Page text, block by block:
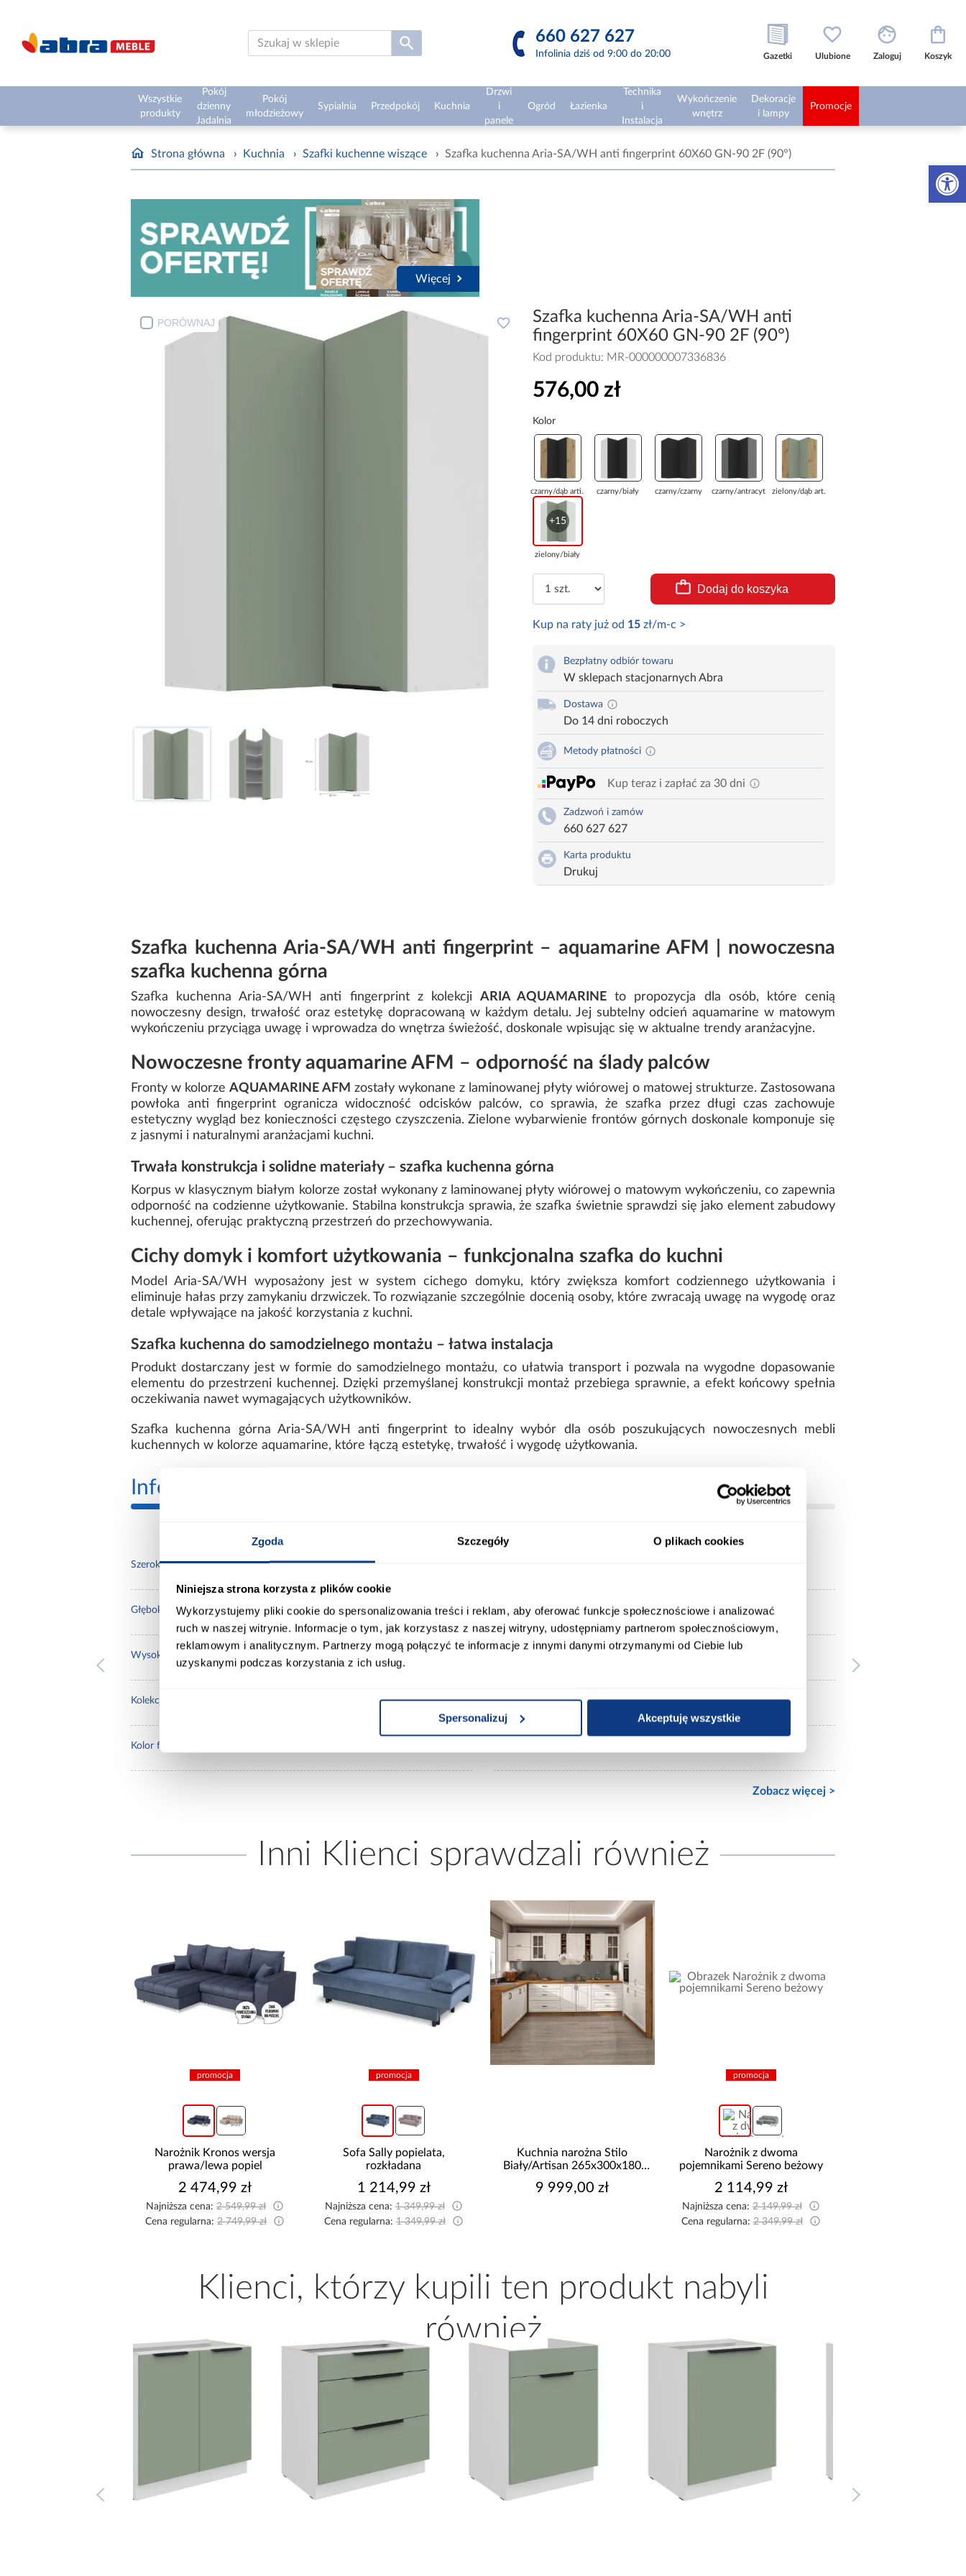
Zgoda Szczegóły O plikach cookies
Niniejsza strona korzysta z plików cookie
Wykorzystujemy pliki cookie do spersonalizowania treści i reklam, aby oferować funkcje społecznościowe i analizować
ruch w naszej witrynie. Informacje o tym, jak korzystasz z naszej witryny, udostępniamy partnerom społecznościowym,
reklamowym i analitycznym. Partnerzy mogą połączyć te informacje z innymi danymi otrzymanymi od Ciebie lub
uzyskanymi podczas korzystania z ich usług.
Spersonalizuj Akceptuję wszystkie
Otwórz
660 627 627
Infolinia dziś od 9:00 do 20:00 Gazetki Ulubione Zaloguj Koszyk
Wszystkie
produkty
Pokój
dzienny
Jadalnia
Pokój
młodzieżowy
Sypialnia Przedpokój Kuchnia
Drzwi
i
panele
Ogród Łazienka
Technika
i
Instalacja
Wykończenie
wnętrz
Dekoracje
i lampy
Promocje
Strona główna › Kuchnia › Szafki kuchenne wiszące › Szafka kuchenna Aria-SA/WH anti fingerprint 60X60 GN-90 2F (90°)
Więcej
PORÓWNAJ
Szafka kuchenna Aria-SA/WH anti
fingerprint 60X60 GN-90 2F (90°)
Kod produktu: MR-000000007336836
576,00 zł
Kolor
czarny/dąb arti... czarny/biały czarny/czarny czarny/antracyt zielony/dąb art...
+15
zielony/biały
Dodaj do koszyka
Kup na raty już od 15zł/m-c >
Bezpłatny odbiór towaru
W sklepach stacjonarnych Abra
Dostawa
Do 14 dni roboczych
Metody płatności
Kup teraz i zapłać za 30 dni
Zadzwoń i zamów
660 627 627
Karta produktu
Drukuj
Szafka kuchenna Aria-SA/WH anti fingerprint – aquamarine AFM | nowoczesna
szafka kuchenna górna
Szafka kuchenna Aria-SA/WH anti fingerprint z kolekcji ARIA AQUAMARINE to propozycja dla osób, które cenią
nowoczesny design, trwałość oraz estetykę dopracowaną w każdym detalu. Jej subtelny odcień aquamarine w matowym
wykończeniu przyciąga uwagę i wprowadza do wnętrza świeżość, doskonale wpisując się w aktualne trendy aranżacyjne.
Nowoczesne fronty aquamarine AFM – odporność na ślady palców
Fronty w kolorzeAQUAMARINE AFM zostały wykonane z laminowanej płyty wiórowej o matowej strukturze. Zastosowana
powłoka anti fingerprint ogranicza widoczność odcisków palców, co sprawia, że szafka przez długi czas zachowuje
estetyczny wygląd bez konieczności częstego czyszczenia. Zielone wybarwienie frontów górnych doskonale komponuje się
z jasnymi i naturalnymi aranżacjami kuchni.
Trwała konstrukcja i solidne materiały – szafka kuchenna górna
Korpus w klasycznym białym kolorze został wykonany z laminowanej płyty wiórowej o matowym wykończeniu, co zapewnia
odporność na codzienne użytkowanie. Stabilna konstrukcja sprawia, że szafka świetnie sprawdzi się jako element zabudowy
kuchennej, oferując praktyczną przestrzeń do przechowywania.
Cichy domyk i komfort użytkowania – funkcjonalna szafka do kuchni
Model Aria-SA/WH wyposażony jest w system cichego domyku, który zwiększa komfort codziennego użytkowania i
eliminuje hałas przy zamykaniu drzwiczek. To rozwiązanie szczególnie docenią osoby, które zwracają uwagę na wygodę oraz
detale wpływające na jakość korzystania z kuchni.
Szafka kuchenna do samodzielnego montażu – łatwa instalacja
Produkt dostarczany jest w formie do samodzielnego montażu, co ułatwia transport i pozwala na wygodne dopasowanie
elementu do przestrzeni kuchennej. Dzięki przemyślanej konstrukcji montaż przebiega sprawnie, a efekt końcowy spełnia
oczekiwania nawet wymagających użytkowników.
Szafka kuchenna górna Aria-SA/WH anti fingerprint to idealny wybór dla osób poszukujących nowoczesnych mebli
kuchennych w kolorze aquamarine, które łączą estetykę, trwałość i wygodę użytkowania.
Informacje
Szerokość [cm]: 60.00
Głębokość [cm]: 60.00
Wysokość [cm]: 90.00
Kolekcja: Aria Aquamarine
Kolor frontów:
Wybarwienie frontów górnych: zielone
Wykończenie frontów: mat
Zobacz więcej >
Inni Klienci sprawdzali również
promocja
Narożnik Kronos wersja
prawa/lewa popiel
2 474,99 zł
Najniższa cena:2 549,99 zł
Cena regularna:2 749,99 zł
promocja
Sofa Sally popielata,
rozkładana
1 214,99 zł
Najniższa cena:1 349,99 zł
Cena regularna:1 349,99 zł
Kuchnia narożna Stilo
Biały/Artisan 265x300x180
9 999,00 zł
promocja
Narożnik z dwoma
pojemnikami Sereno beżowy
2 114,99 zł
Najniższa cena:2 149,99 zł
Cena regularna:2 349,99 zł
Klienci, którzy kupili ten produkt nabyli
również